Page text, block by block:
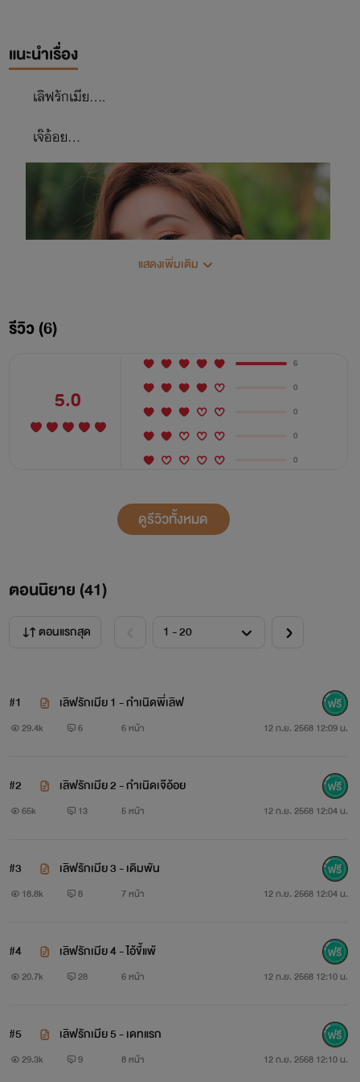
แนะนำเรื่อง
เลิฟรักเมีย....
เจ๊อ้อย...
"ฮึกกก ฮือออ ยัยบ้า! เธอมาข่มขืนฉันทำไม" นี่คือเสียงของ
ใครจะไปรู้ว่ามันท่าทางดิบ ๆ ห่าม ๆ ดันซิง แถมยังไม่เคยผ่านมือ
เพราะมันดันเป็นคนที่บ้าเข้าขั้น ป่าเถื่อน ดิบหยาบจนฉันปวดหัว
"ไม่ให้อภัยเว้ย มึงได้กูแล้ว ถ้ามึงทิ้งกูมึงตาย!" มันส่งเสียง
กระบอกปืนสีเงินมันวาวที่อยู่ในกระเป๋ากางเกงด้านหลังของมัน
'ซวยแล้วไงอีอ้อย' อ้อยคือชื่อของฉัน
ปัง!!! เสียงปืนดังขึ้นพร้อมอีตานั่นที่กำลังเดินเข้ามาหาฉันที่
กำลังนั่งอ่อยผู้ชายอยู่ที่บาร์
'อ้อย' คือชื่อของฉัน
ของอีซอสมันร้องแซวฉันมา ก็มันรู้น่ะสิ ว่าไอ้ 'เลิฟ' มันโหด
ขนาดไหน มันชื่อเลิฟ แต่นิสัยมันไม่ได้เลิฟเหมือนชื่อหรอกนะ
แสดงเพิ่มเติม
รีวิว (6)
5.0
6
0
0
0
0
ดูรีวิวทั้งหมด
ตอนนิยาย (41)
ตอนแรกสุด
#1 เลิฟรักเมีย 1 - กำเนิดพี่เลิฟ
29.4k 6 6 หน้า 12 ก.ย. 2568 12:09 น.
#2 เลิฟรักเมีย 2 - กำเนิดเจ๊อ้อย
65k 13 5 หน้า 12 ก.ย. 2568 12:04 น.
#3 เลิฟรักเมีย 3 - เดิมพัน
18.8k 8 7 หน้า 12 ก.ย. 2568 12:04 น.
#4 เลิฟรักเมีย 4 - ไอ้ขี้แพ้
20.7k 28 6 หน้า 12 ก.ย. 2568 12:10 น.
#5 เลิฟรักเมีย 5 - เดทแรก
29.3k 9 8 หน้า 12 ก.ย. 2568 12:10 น.